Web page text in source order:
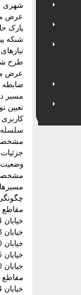
شهری
عرض
پارک
شبکه
طرح
عرض
ضابطه
مسیر
تعیین
سلسله
مشخصات 4 محور محدود کننده سایت
وضعیت
چگونگی
مقاطع
خیابان 14 متری
خیابان 18 متری
خیابان 20 متری
خیابان 35 متری-بلوار سید رضی-معلم و فرهنگ
خیابان 40 متری-بلوار امامت
مقاطع
خیابان 14 متری